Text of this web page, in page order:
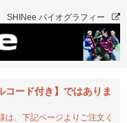
SHINee バイオグラフィー
コード付き】ではありま
、下記ページよりご注文く